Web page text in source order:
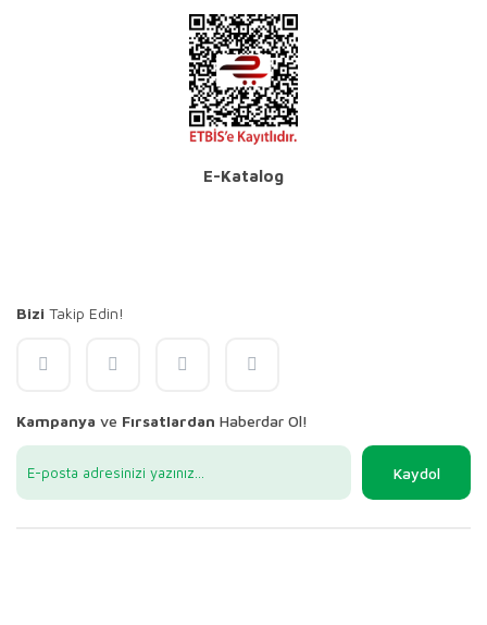
E-Katalog
Bizi Takip Edin!
Kampanya ve Fırsatlardan Haberdar Ol!
Kaydol